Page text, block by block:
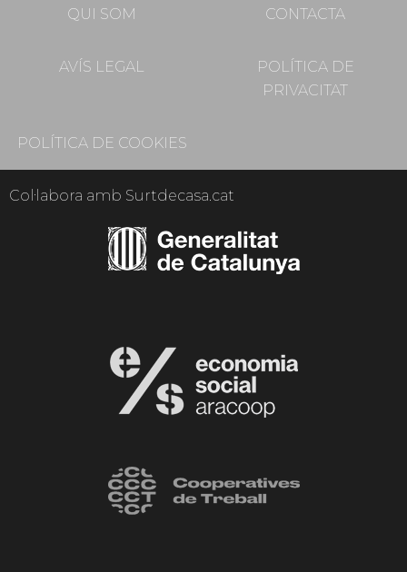
QUI SOM CONTACTA
AVÍS LEGAL
POLÍTICA DE
PRIVACITAT
POLÍTICA DE COOKIES
Col·labora amb Surtdecasa.cat